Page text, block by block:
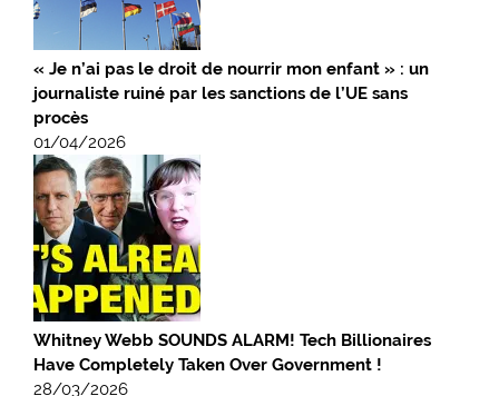
« Je n’ai pas le droit de nourrir mon enfant » : un
journaliste ruiné par les sanctions de l’UE sans
procès
01/04/2026
Whitney Webb SOUNDS ALARM! Tech Billionaires
Have Completely Taken Over Government !
28/03/2026